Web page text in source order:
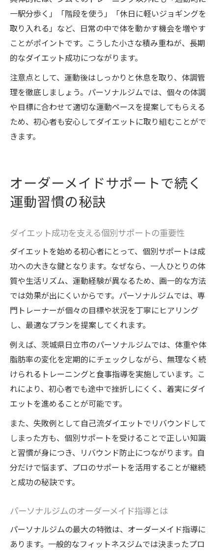
一駅分歩く」「階段を使う」「休日に軽いジョギングを
取り入れる」など、日常の中で体を動かす機会を増やす
ことがポイントです。こうした小さな積み重ねが、長期
的なダイエット成功につながります。
注意点として、運動後はしっかりと休息を取り、体調管
理を徹底しましょう。パーソナルジムでは、個々の体調
や目標に合わせて適切な運動ペースを提案してもらえる
ため、初心者も安心してダイエットに取り組むことがで
きます。
オーダーメイドサポートで続く
運動習慣の秘訣
ダイエット成功を支える個別サポートの重要性
ダイエットを始める初心者にとって、個別サポートは成
功への大きな鍵となります。なぜなら、一人ひとりの体
質や生活リズム、運動経験が異なるため、画一的な方法
では効果が出にくいからです。パーソナルジムでは、専
門トレーナーが個々の目標や状況を丁寧にヒアリング
し、最適なプランを提案してくれます。
例えば、茨城県日立市のパーソナルジムでは、体重や体
脂肪率の変化を定期的にチェックしながら、無理なく続
けられるトレーニングと食事指導を実施しています。こ
れにより、初心者でも途中で挫折しにくく、着実にダイ
エットを進めることが可能です。
また、失敗例として自己流ダイエットでリバウンドして
しまった方も、個別サポートを受けることで正しい知識
と習慣が身につき、リバウンド防止につながります。自
分だけで悩まず、プロのサポートを活用することが継続
と成功の秘訣です。
パーソナルジムのオーダーメイド指導とは
パーソナルジムの最大の特徴は、オーダーメイド指導に
あります。一般的なフィットネスジムでは決まったプロ